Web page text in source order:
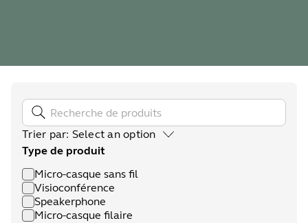
Trier par: Select an option
Type de produit
Micro-casque sans fil
Visioconférence
Speakerphone
Micro-casque filaire